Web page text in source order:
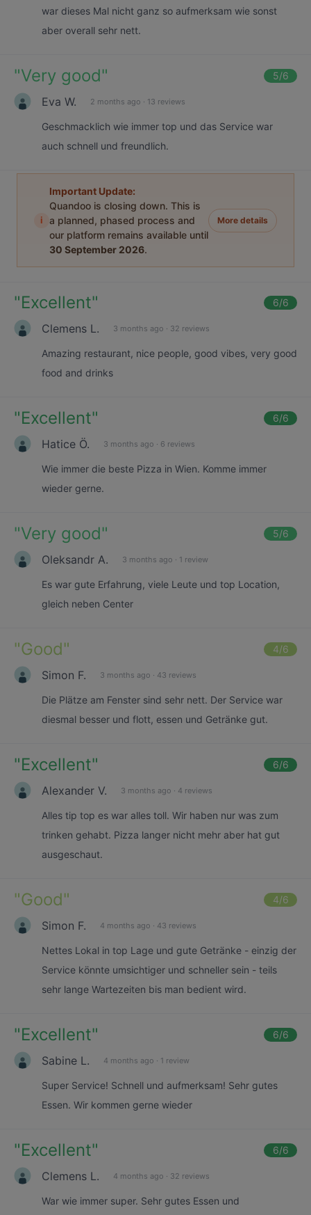
war dieses Mal nicht ganz so aufmerksam wie sonst
aber overall sehr nett.
"Very good" 5/6
Eva W. 2 months ago · 13 reviews
Geschmacklich wie immer top und das Service war
auch schnell und freundlich.
i
Important Update:
Quandoo is closing down. This is
a planned, phased process and
our platform remains available until
30 September 2026.
More details
"Excellent" 6/6
Clemens L. 3 months ago · 32 reviews
Amazing restaurant, nice people, good vibes, very good
food and drinks
"Excellent" 6/6
Hatice Ö. 3 months ago · 6 reviews
Wie immer die beste Pizza in Wien. Komme immer
wieder gerne.
"Very good" 5/6
Oleksandr A. 3 months ago · 1 review
Es war gute Erfahrung, viele Leute und top Location,
gleich neben Center
"Good" 4/6
Simon F. 3 months ago · 43 reviews
Die Plätze am Fenster sind sehr nett. Der Service war
diesmal besser und flott, essen und Getränke gut.
"Excellent" 6/6
Alexander V. 3 months ago · 4 reviews
Alles tip top es war alles toll. Wir haben nur was zum
trinken gehabt. Pizza langer nicht mehr aber hat gut
ausgeschaut.
"Good" 4/6
Simon F. 4 months ago · 43 reviews
Nettes Lokal in top Lage und gute Getränke - einzig der
Service könnte umsichtiger und schneller sein - teils
sehr lange Wartezeiten bis man bedient wird.
"Excellent" 6/6
Sabine L. 4 months ago · 1 review
Super Service! Schnell und aufmerksam! Sehr gutes
Essen. Wir kommen gerne wieder
"Excellent" 6/6
Clemens L. 4 months ago · 32 reviews
War wie immer super. Sehr gutes Essen und